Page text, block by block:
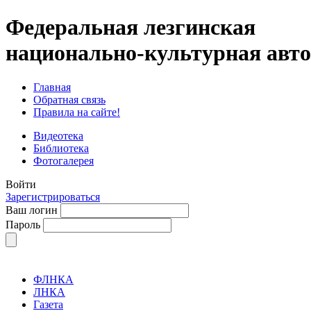
Федеральная лезгинская
национально-культурная
Главная
Обратная связь
Правила на сайте!
Видеотека
Библиотека
Фотогалерея
Войти
Зарегистрироваться
Ваш логин
Пароль
ФЛНКА
ЛНКА
Газета